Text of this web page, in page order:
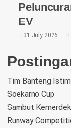
EV
31 July 2026
Tim Banteng
Soekarno Cup
Sambut
Runway